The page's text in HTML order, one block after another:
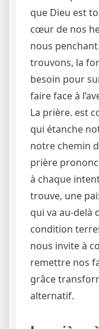
que Dieu est
cœur de nos
nous
trouvons, la
besoin pour
faire face à
La prière. est
qui étanche
notre chemin
prière
à chaque
trouve, une
qui va au-delà
condition
nous invite à
remettre nos
grâce
alternatif.